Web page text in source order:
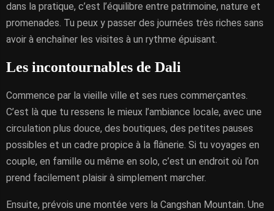
dans la pratique, c’est l’équilibre entre patrimoine, nature et
promenades. Tu peux y passer des journées très riches sans
avoir à enchaîner les visites à un rythme épuisant.
Les incontournables de Dali
Commence par la vieille ville et ses rues commerçantes.
C’est là que tu ressens le mieux l’ambiance locale, avec une
circulation plus douce, des boutiques, des petites pauses
possibles et un cadre propice à la flânerie. Si tu voyages en
couple, en famille ou même en solo, c’est un endroit où l’on
prend facilement plaisir à simplement marcher.
Ensuite, prévois une montée vers la Cangshan Mountain. Une